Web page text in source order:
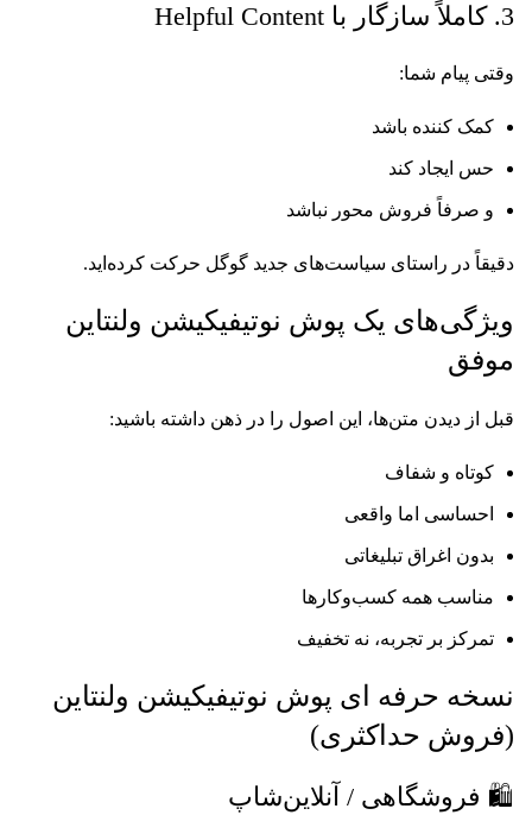
3. کاملاً سازگار با Helpful Content
وقتی پیام شما:
کمک‌ کننده باشد
حس ایجاد کند
و صرفاً فروش‌ محور نباشد
دقیقاً در راستای سیاست‌های جدید گوگل حرکت کرده‌اید.
ویژگی‌های یک پوش نوتیفیکیشن ولنتاین
موفق
قبل از دیدن متن‌ها، این اصول را در ذهن داشته باشید:
کوتاه و شفاف
احساسی اما واقعی
بدون اغراق تبلیغاتی
مناسب همه کسب‌وکارها
تمرکز بر تجربه، نه تخفیف
نسخه حرفه ای‌ پوش نوتیفیکیشن ولنتاین
(فروش حداکثری)
🛍 فروشگاهی / آنلاین‌شاپ